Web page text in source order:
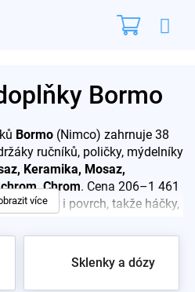
Bormo
Bormo (Nimco) zahrnuje 38
ručníků, poličky, mýdelníky
Keramika, Mosaz,
Chrom. Cena 206–1 461
tvar i povrch, takže háčky,
dalších řad. Osobní odběr ve
více
Sklenky a dózy